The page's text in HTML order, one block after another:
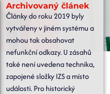
Archivovaný článek
Články do roku 2019 byly
vytvářeny v jiném systému a
mohou tak obsahovat
nefunkční odkazy. U zásahů
také není uvedena technika,
zapojené složky IZS a místo
události. Pro historický